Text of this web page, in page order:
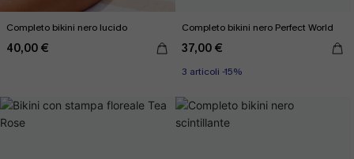
Completo bikini nero lucido
40,00 €
Completo bikini nero Perfect World
37,00 €
3 articoli -15%